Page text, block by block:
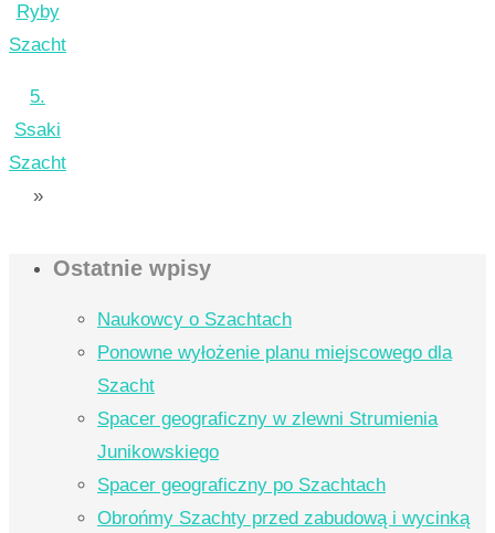
Ryby
Szacht
5.
Ssaki
Szacht
»
Ostatnie wpisy
Naukowcy o Szachtach
Ponowne wyłożenie planu miejscowego dla
Szacht
Spacer geograficzny w zlewni Strumienia
Junikowskiego
Spacer geograficzny po Szachtach
Obrońmy Szachty przed zabudową i wycinką